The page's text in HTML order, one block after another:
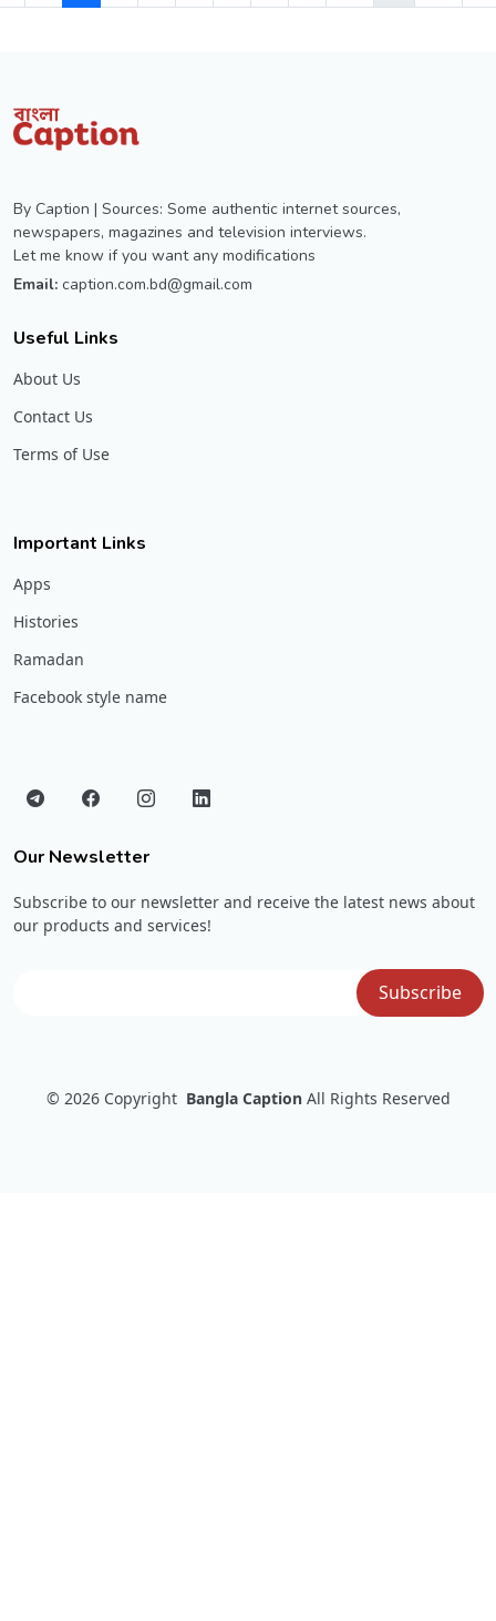
By Caption | Sources: Some authentic internet sources,
newspapers, magazines and television interviews.
Let me know if you want any modifications
Email: caption.com.bd@gmail.com
Useful Links
About Us
Contact Us
Terms of Use
Important Links
Apps
Histories
Ramadan
Facebook style name
Our Newsletter
Subscribe to our newsletter and receive the latest news about
our products and services!
© 2026 Copyright Bangla Caption All Rights Reserved